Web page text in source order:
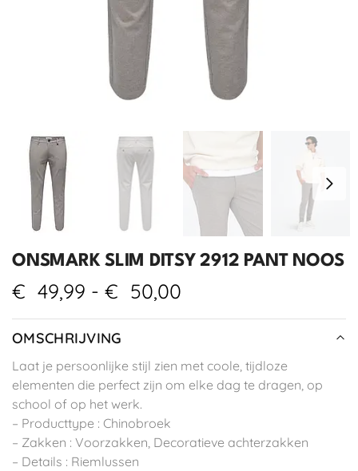
ONSMARK SLIM DITSY 2912 PANT NOOS
€ 49,99 - € 50,00
OMSCHRIJVING
Laat je persoonlijke stijl zien met coole, tijdloze
elementen die perfect zijn om elke dag te dragen, op
school of op het werk.
– Producttype : Chinobroek
– Zakken : Voorzakken, Decoratieve achterzakken
– Details : Riemlussen